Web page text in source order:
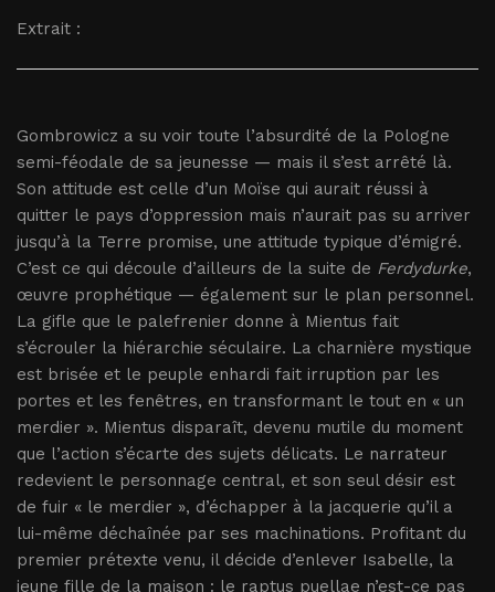
Extrait :
Gombrowicz a su voir toute l’absurdité de la Pologne
semi-féodale de sa jeunesse — mais il s’est arrêté là.
Son attitude est celle d’un Moïse qui aurait réussi à
quitter le pays d’oppression mais n’aurait pas su arriver
jusqu’à la Terre promise, une attitude typique d’émigré.
C’est ce qui découle d’ailleurs de la suite de Ferdydurke,
œuvre prophétique — également sur le plan personnel.
La gifle que le palefrenier donne à Mientus fait
s’écrouler la hiérarchie séculaire. La charnière mystique
est brisée et le peuple enhardi fait irruption par les
portes et les fenêtres, en transformant le tout en « un
merdier ». Mientus disparaît, devenu mutile du moment
que l’action s’écarte des sujets délicats. Le narrateur
redevient le personnage central, et son seul désir est
de fuir « le merdier », d’échapper à la jacquerie qu’il a
lui-même déchaînée par ses machinations. Profitant du
premier prétexte venu, il décide d’enlever Isabelle, la
jeune fille de la maison : le raptus puellae n’est-ce pas